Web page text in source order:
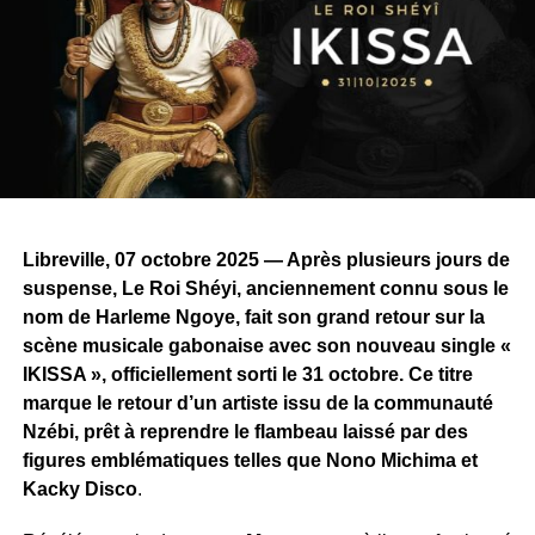
2▪︎Chérie Meyila
3▪︎Ndoumi
4▪︎Amour par intérêt
5▪︎Ne t’en va pas
Les trois premiers titres plongent dans le tradimoderne, en
continuité directe avec l’identité artistique de Carine Mirly.
l’artiste.
Une voix façonnée par les racines
Originaire deKoula-Moutou, Bouyandza Carine Mirela
— connue sur scène sous le nom de Carine Mirly —
découvre la musique dès l’enfance, imprégnée des
rythmes traditionnels gabonais comme le ndjobi et
l’ingwala. Sous l’influence de sa grand-mère, danseuse
Libreville, 07 octobre 2025 — Après plusieurs jours de
suspense, Le Roi Shéyi, anciennement connu sous le
nom de Harleme Ngoye, fait son grand retour sur la
scène musicale gabonaise avec son nouveau single «
IKISSA », officiellement sorti le 31 octobre. Ce titre
marque le retour d’un artiste issu de la communauté
Nzébi, prêt à reprendre le flambeau laissé par des
figures emblématiques telles que Nono Michima et
Kacky Disco.